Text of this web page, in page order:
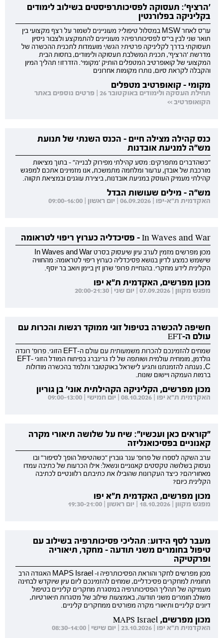
'הרציף': תעסוקה לפסיכותרפיסטים בשילוב לימודים
בקליניקה בפלורנטין
עו"ס לאחר MSW במסלול טיפולי? מעוניינים לשמור על רצף מקצועי בין
תואר שני לבין בי"ס לפסיכותרפיה? מעוניינים להתמקצע ולצבור ניסיון
תעסוקתי בדרך לקליניקה פרטית? הגש/י מועמדות לתכנית ההכשרה של
מדרשת 'הרציף', תכנית המשלבת תעסוקה ולימודים, בחסות הבית
המקצועי של קואופרטיב המטפלים הותיק 'מקומי'. הזדרזו! תהליך המיון
והקבלה לקראת סיום, נותרו מקומות אחרונים
מקומי - קואופרטיב מטפלים
תחילת העסקה ולימודים באוקטובר 26 | פרטים נוספים באתר
הקואופרטיב >>
כנס קהילה מצילה חיים - הכנס השנתי של תנועת
מש"ה למניעת אובדנות
"כשהדברים מתפרקים: מסע קהילתי מפירוק לבנייה" - בתוך מציאות
מורכבת של אובדן, ערעור ומלחמה מתמשכת, אנו מזמינים אתכם למפגש
קהילתי מעמיק העוסק במניעת אובדנות, ביצירת עוגנים ובמציאת תקווה.
מש"ה - מילים שעושות הבדל
האקדמית ת"א-יפו | 06.09.2026 | יום ראשון | 09:00-16:00
In Waves and War - פסיכדליה כערוץ ריפוי לטראומה
מכון מפרשים מזמין לערב עיון שיעסוק בסרט In Waves and War
שישמש כמצע לדיון בנושא פסיכדליה כערוץ ריפוי לטראומה: מהחוויה
הקלינית לידע מחקרי. בהנחיית פרופ' שרון זין ביימן ויואב בר יוסף.
מכון מפרשים, האקדמית ת"א יפו
מפגש מקוון | 07.09.2026 | יום שני | 20:00-21:30
חשיפה להכשרה בטיפול זוגי ממוקד רגשות והכרות עם
עולם ה-EFT
שמחים להזמינכם להכרות משמעותית עם עולם ה-EFT הזוגי. פרופ' רונדה
גולדמן, מומחית עולמית ושותפה של לז גרינברג בפיתוח המודל הזוגי EFT-
C, נענתה להזמנתנו ותגיע לישראל באוקטובר ותלמד בהכשרה מודולות
ברמות העמקה ויישום שונות.
מכון מפרשים, הקליניקה הקהילתית אוני' בן גוריון
האקדמית ת"א יפו | 08.10.2026 | יום חמישי | 09:00-13:00
"קוראים כאן ועכשיו": שיח על שלושה תיאורי מקרה
קאנוניים בפסיכואנליזה
ערב השקה לספרו של פרופ' ענר גוברין "כשהטיפול הופך לסיפור" ובו
נעסוק בשלושה טקסטים קאנוניים ונשאל: אילו הכרעות של כתיבה עמדו
מאחוריהם? כיצד העקרונות שהובילו את כתיבתם רלוונטיים לכתיבה
הקלינית כיום?
מכון מפרשים, האקדמית ת"א יפו
מפגש מקוון | 18.10.2026 | יום ראשון | 19:30-21:00
מעבר לסף הידוע: תהליכי פסיכותרפיה בשילוב עם
טיפול בחומרים משני תודעה - מחקר, תיאוריה
ופרקטיקה
מכון מפרשים לחקר והוראת הפסיכותרפיה ו- MAPS Israel האגודה הרב
תחומית למחקרים פסיכדליים, שמחים להזמינכם ליום עיון שיוקדש לבחינה
מעמיקה של תהליך הפסיכותרפיה במסגרת מחקרים קליניים בטיפול
משולב חומרים משני תודעה, באמצעות שילוב של מסגרות תיאורטיות,
דיונים קליניים ותיאורי מקרה מפורטים ממחקרים קליניים.
מכון מפרשים, MAPS Israel
האקדמית ת"א יפו | 23.10.2026 | יום שישי | 08:30-14:00